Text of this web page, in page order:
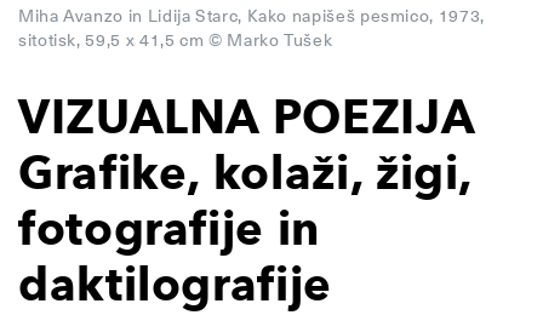
Miha Avanzo in Lidija Starc, Kako napišeš pesmico, 1973,
sitotisk, 59,5 x 41,5 cm © Marko Tušek
VIZUALNA POEZIJA
Grafike, kolaži, žigi,
fotografije in
daktilografije